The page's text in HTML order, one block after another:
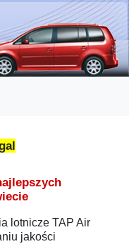
lotnicze TAP Air
jakości